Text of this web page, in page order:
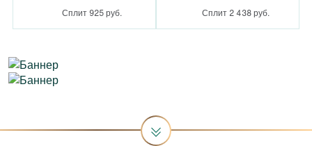
Сплит 925 руб.
Сплит 2 438 руб.